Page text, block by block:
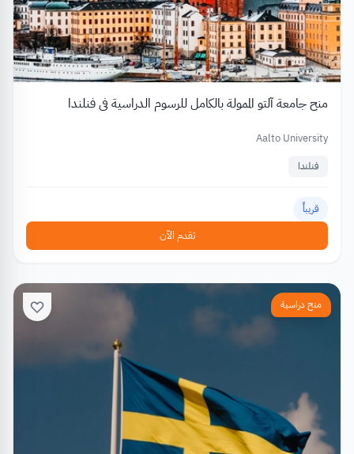
منح جامعة آلتو الممولة بالكامل للرسوم الدراسية في فنلندا
Aalto University
فنلندا
قريباً
تقدم الآن
منح دراسية